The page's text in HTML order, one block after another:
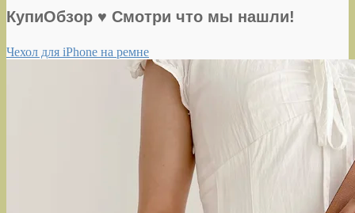
КупиОбзор ♥ Смотри что мы нашли!
Чехол для iPhone на ремне